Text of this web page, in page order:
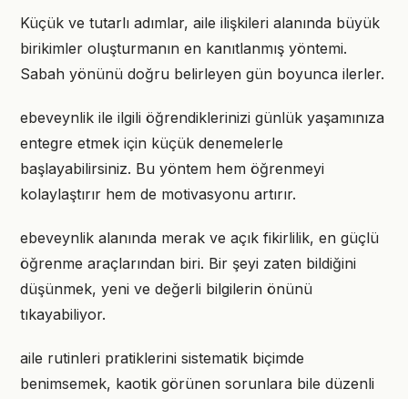
Küçük ve tutarlı adımlar, aile ilişkileri alanında büyük
birikimler oluşturmanın en kanıtlanmış yöntemi.
Sabah yönünü doğru belirleyen gün boyunca ilerler.
ebeveynlik ile ilgili öğrendiklerinizi günlük yaşamınıza
entegre etmek için küçük denemelerle
başlayabilirsiniz. Bu yöntem hem öğrenmeyi
kolaylaştırır hem de motivasyonu artırır.
ebeveynlik alanında merak ve açık fikirlilik, en güçlü
öğrenme araçlarından biri. Bir şeyi zaten bildiğini
düşünmek, yeni ve değerli bilgilerin önünü
tıkayabiliyor.
aile rutinleri pratiklerini sistematik biçimde
benimsemek, kaotik görünen sorunlara bile düzenli